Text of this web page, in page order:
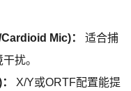
Mic)：
适合捕
扰。
X/Y或ORTF配置能提